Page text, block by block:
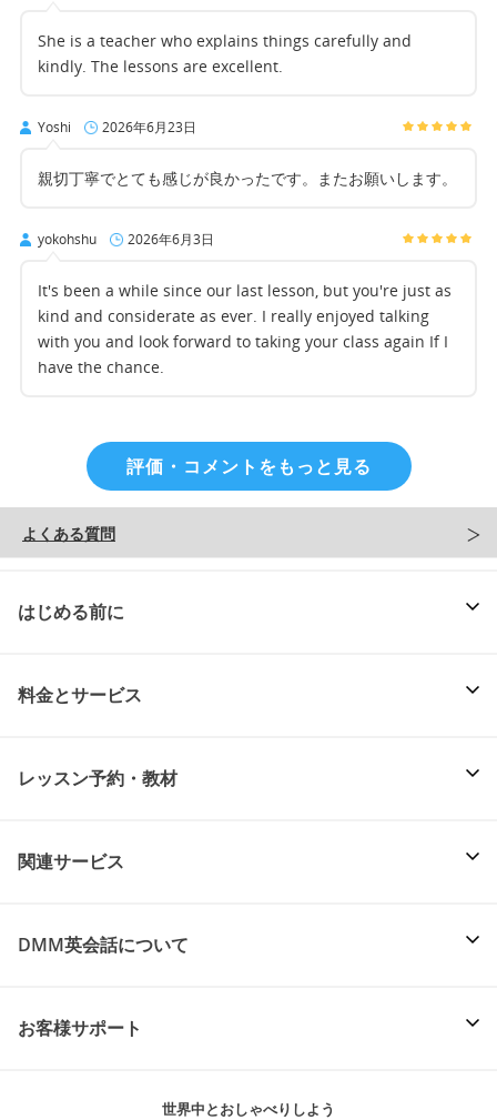
She is a teacher who explains things carefully and
kindly. The lessons are excellent.
Yoshi 2026年6月23日
親切丁寧でとても感じが良かったです。またお願いします。
yokohshu 2026年6月3日
It's been a while since our last lesson, but you're just as
kind and considerate as ever. I really enjoyed talking
with you and look forward to taking your class again If I
have the chance.
評価・コメントをもっと見る
よくある質問
はじめる前に
料金とサービス
レッスン予約・教材
関連サービス
DMM英会話について
お客様サポート
世界中とおしゃべりしよう